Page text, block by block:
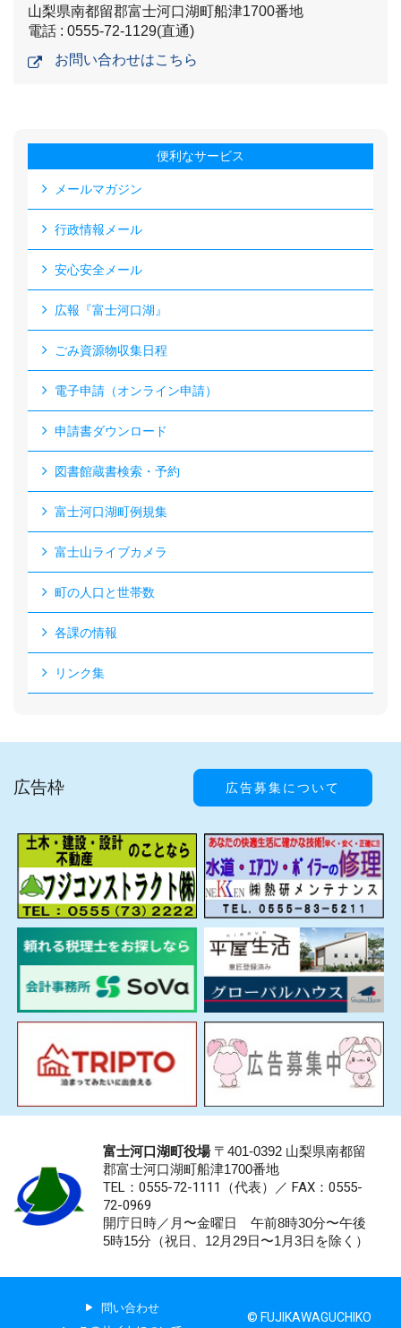
山梨県南都留郡富士河口湖町船津1700番地
電話 : 0555-72-1129(直通)
お問い合わせはこちら
便利なサービス
メールマガジン
行政情報メール
安心安全メール
広報『富士河口湖』
ごみ資源物収集日程
電子申請（オンライン申請）
申請書ダウンロード
図書館蔵書検索・予約
富士河口湖町例規集
富士山ライブカメラ
町の人口と世帯数
各課の情報
リンク集
広告枠 広告募集について
富士河口湖町役場〒401-0392 山梨県南都留
郡富士河口湖町船津1700番地
TEL：0555-72-1111 （代表）／ FAX：0555-
72-0969
開庁日時／月〜金曜日 午前8時30分〜午後
5時15分（祝日、12月29日〜1月3日を除く）
問い合わせ
© FUJIKAWAGUCHIKO